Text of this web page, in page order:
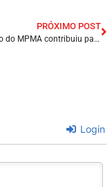
PRÓXIMO POST
Mobilização do MPMA contribuiu para fim da prova de vida presencial do INSS.
Login